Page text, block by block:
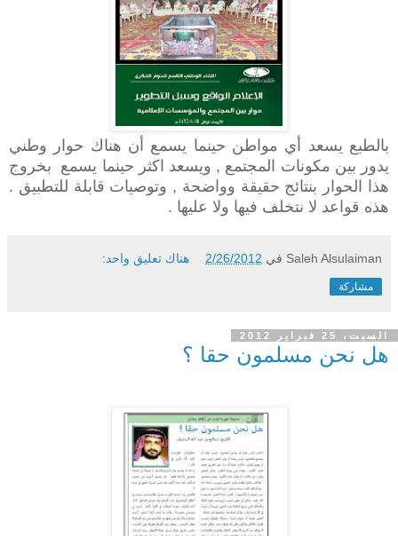
بالطبع يسعد أي مواطن حينما يسمع أن هناك حوار وطني
يدور بين مكونات المجتمع , ويسعد اكثر حينما يسمع بخروج
هذا الحوار بنتائج حقيقة وواضحة , وتوصيات قابلة للتطبيق .
هذه قواعد لا نتخلف فيها ولا عليها .
Saleh Alsulaiman في 2/26/2012 هناك تعليق واحد:
مشاركة
السبت، 25 فبراير 2012
هل نحن مسلمون حقا ؟